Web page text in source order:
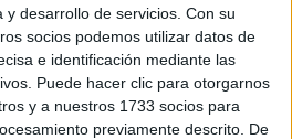
desarrollo de servicios. Con su
socios podemos utilizar datos de
e identificación mediante las
Puede hacer clic para otorgarnos
y a nuestros 1733 socios para
previamente descrito. De
y es que se trata de la
tiene la entidad futbolística
así el papel del país
balompié en la zona.